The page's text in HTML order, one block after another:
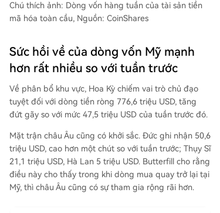
Chú thích ảnh: Dòng vốn hàng tuần của tài sản tiền
mã hóa toàn cầu, Nguồn: CoinShares
Sức hồi về của dòng vốn Mỹ mạnh
hơn rất nhiều so với tuần trước
Về phân bổ khu vực, Hoa Kỳ chiếm vai trò chủ đạo
tuyệt đối với dòng tiền ròng 776,6 triệu USD, tăng
đứt gãy so với mức 47,5 triệu USD của tuần trước đó.
Mặt trận châu Âu cũng có khởi sắc. Đức ghi nhận 50,6
triệu USD, cao hơn một chút so với tuần trước; Thụy Sĩ
21,1 triệu USD, Hà Lan 5 triệu USD. Butterfill cho rằng
điều này cho thấy trong khi dòng mua quay trở lại tại
Mỹ, thì châu Âu cũng có sự tham gia rộng rãi hơn.